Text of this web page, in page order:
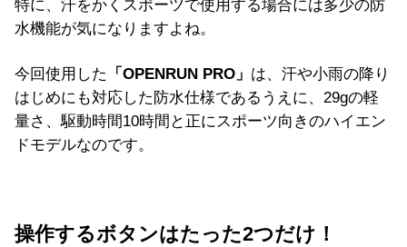
特に、汗をかくスポーツで使用する場合には多少の防
水機能が気になりますよね。
今回使用した 「 OPENRUN PRO 」 は、汗や小雨の降り
はじめにも対応した防水仕様であるうえに、 29gの軽
量さ、駆動時間10時間と正にスポーツ向きのハイエン
ドモデルなのです。
操作するボタンはたった2つだけ！